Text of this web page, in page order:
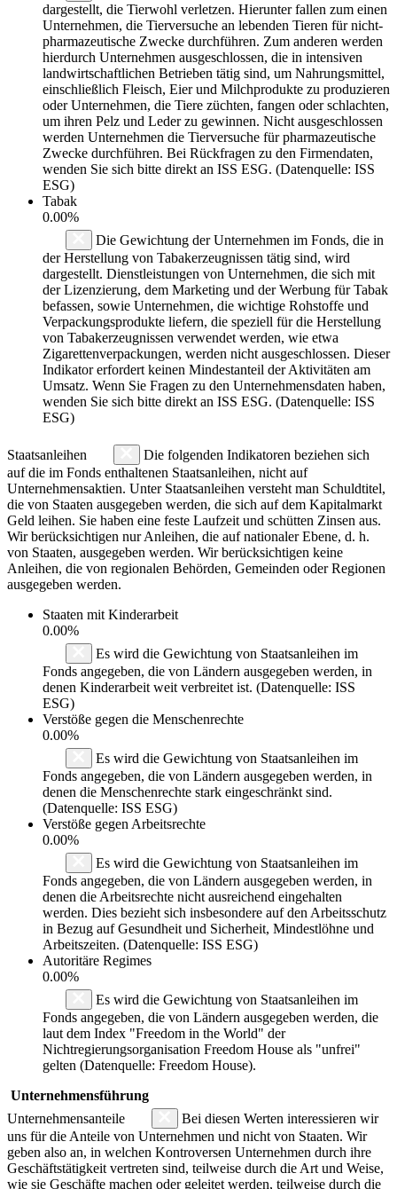
dargestellt, die Tierwohl verletzen. Hierunter fallen zum einen
Unternehmen, die Tierversuche an lebenden Tieren für nicht-
pharmazeutische Zwecke durchführen. Zum anderen werden
hierdurch Unternehmen ausgeschlossen, die in intensiven
landwirtschaftlichen Betrieben tätig sind, um Nahrungsmittel,
einschließlich Fleisch, Eier und Milchprodukte zu produzieren
oder Unternehmen, die Tiere züchten, fangen oder schlachten,
um ihren Pelz und Leder zu gewinnen. Nicht ausgeschlossen
werden Unternehmen die Tierversuche für pharmazeutische
Zwecke durchführen. Bei Rückfragen zu den Firmendaten,
wenden Sie sich bitte direkt an ISS ESG. (Datenquelle: ISS
ESG)
Tabak
0.00%
Die Gewichtung der Unternehmen im Fonds, die in
der Herstellung von Tabakerzeugnissen tätig sind, wird
dargestellt. Dienstleistungen von Unternehmen, die sich mit
der Lizenzierung, dem Marketing und der Werbung für Tabak
befassen, sowie Unternehmen, die wichtige Rohstoffe und
Verpackungsprodukte liefern, die speziell für die Herstellung
von Tabakerzeugnissen verwendet werden, wie etwa
Zigarettenverpackungen, werden nicht ausgeschlossen. Dieser
Indikator erfordert keinen Mindestanteil der Aktivitäten am
Umsatz. Wenn Sie Fragen zu den Unternehmensdaten haben,
wenden Sie sich bitte direkt an ISS ESG. (Datenquelle: ISS
ESG)
Staatsanleihen
Die folgenden Indikatoren beziehen sich
auf die im Fonds enthaltenen Staatsanleihen, nicht auf
Unternehmensaktien. Unter Staatsanleihen versteht man Schuldtitel,
die von Staaten ausgegeben werden, die sich auf dem Kapitalmarkt
Geld leihen. Sie haben eine feste Laufzeit und schütten Zinsen aus.
Wir berücksichtigen nur Anleihen, die auf nationaler Ebene, d. h.
von Staaten, ausgegeben werden. Wir berücksichtigen keine
Anleihen, die von regionalen Behörden, Gemeinden oder Regionen
ausgegeben werden.
Staaten mit Kinderarbeit
0.00%
Es wird die Gewichtung von Staatsanleihen im
Fonds angegeben, die von Ländern ausgegeben werden, in
denen Kinderarbeit weit verbreitet ist. (Datenquelle: ISS
ESG)
Verstöße gegen die Menschenrechte
0.00%
Es wird die Gewichtung von Staatsanleihen im
Fonds angegeben, die von Ländern ausgegeben werden, in
denen die Menschenrechte stark eingeschränkt sind.
(Datenquelle: ISS ESG)
Verstöße gegen Arbeitsrechte
0.00%
Es wird die Gewichtung von Staatsanleihen im
Fonds angegeben, die von Ländern ausgegeben werden, in
denen die Arbeitsrechte nicht ausreichend eingehalten
werden. Dies bezieht sich insbesondere auf den Arbeitsschutz
in Bezug auf Gesundheit und Sicherheit, Mindestlöhne und
Arbeitszeiten. (Datenquelle: ISS ESG)
Autoritäre Regimes
0.00%
Es wird die Gewichtung von Staatsanleihen im
Fonds angegeben, die von Ländern ausgegeben werden, die
laut dem Index "Freedom in the World" der
Nichtregierungsorganisation Freedom House als "unfrei"
gelten (Datenquelle: Freedom House).
Unternehmensführung
Unternehmensanteile
Bei diesen Werten interessieren wir
uns für die Anteile von Unternehmen und nicht von Staaten. Wir
geben also an, in welchen Kontroversen Unternehmen durch ihre
Geschäftstätigkeit vertreten sind, teilweise durch die Art und Weise,
wie sie Geschäfte machen oder geleitet werden, teilweise durch die